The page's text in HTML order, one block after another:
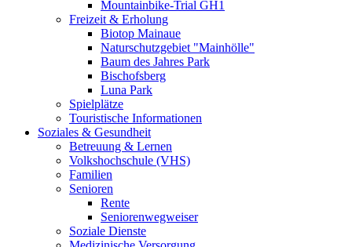
Mountainbike-Trial GH1
Freizeit & Erholung
Biotop Mainaue
Naturschutzgebiet "Mainhölle"
Baum des Jahres Park
Bischofsberg
Luna Park
Spielplätze
Touristische Informationen
Soziales & Gesundheit
Betreuung & Lernen
Volkshochschule (VHS)
Familien
Senioren
Rente
Seniorenwegweiser
Soziale Dienste